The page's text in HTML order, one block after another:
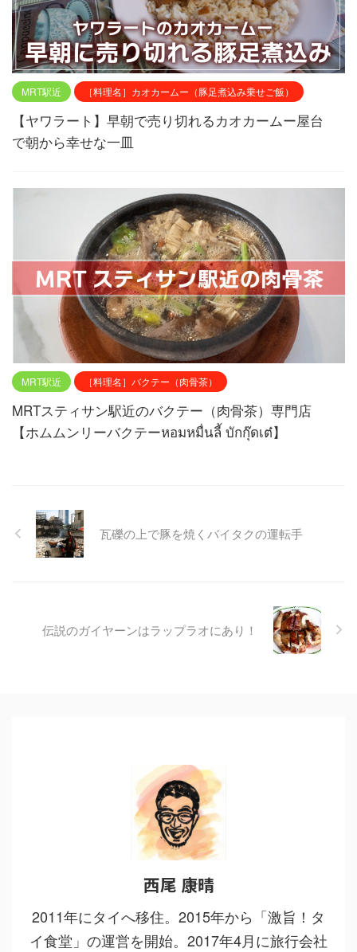
MRT駅近 ［料理名］カオカームー（豚足煮込み乗せご飯）
【ヤワラート】早朝で売り切れるカオカームー屋台
で朝から幸せな一皿
MRT駅近 ［料理名］バクテー（肉骨茶）
MRTスティサン駅近のバクテー（肉骨茶）専門店
【ホムムンリーバクテーหอมหมื่นลี้ บักกุ๊ดเต๋】
瓦礫の上で豚を焼くバイタクの運転手
伝説のガイヤーンはラップラオにあり！
西尾 康晴
2011年にタイへ移住。2015年から「激旨！タ
イ食堂」の運営を開始。2017年4月に旅行会社